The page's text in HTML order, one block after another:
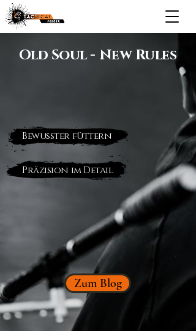
Old Soul - New Rules
Präzision im Detail
Bewusster füttern
Zum Blog